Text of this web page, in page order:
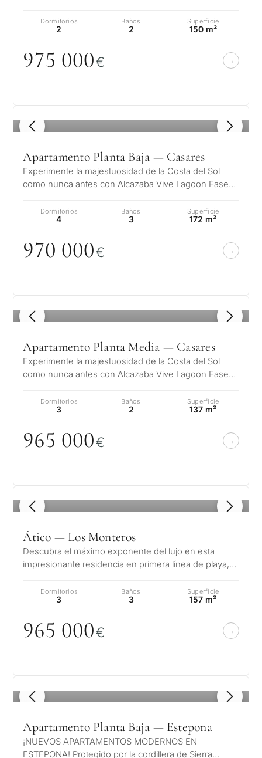
Dormitorios
2
Baños
2
Superficie
150 m²
975 000€
1 / 5
Apartamento Planta Baja — Casares
Experimente la majestuosidad de la Costa del Sol
como nunca antes con Alcazaba Vive Lagoon Fase
Dormitorios
4
Baños
3
Superficie
172 m²
970 000€
1 / 5
Apartamento Planta Media — Casares
Experimente la majestuosidad de la Costa del Sol
como nunca antes con Alcazaba Vive Lagoon Fase
Dormitorios
3
Baños
2
Superficie
137 m²
965 000€
1 / 8
Ático — Los Monteros
Descubra el máximo exponente del lujo en esta
impresionante residencia en primera línea de playa,
Dormitorios
3
Baños
3
Superficie
157 m²
965 000€
1 / 8
Apartamento Planta Baja — Estepona
¡NUEVOS APARTAMENTOS MODERNOS EN
ESTEPONA! Protegido por la cordillera de Sierra